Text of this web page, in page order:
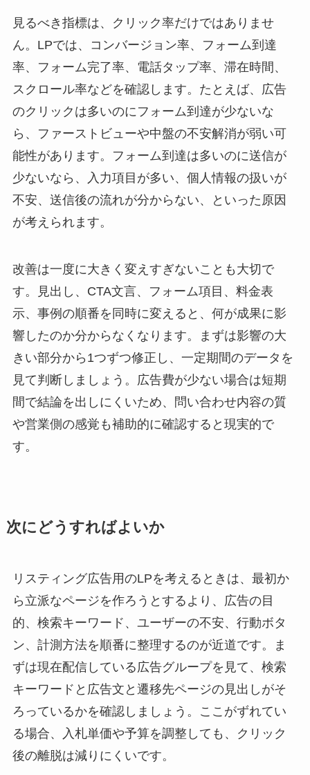
見るべき指標は、クリック率だけではありませ
ん。LPでは、コンバージョン率、フォーム到達
率、フォーム完了率、電話タップ率、滞在時間、
スクロール率などを確認します。たとえば、広告
のクリックは多いのにフォーム到達が少ないな
ら、ファーストビューや中盤の不安解消が弱い可
能性があります。フォーム到達は多いのに送信が
少ないなら、入力項目が多い、個人情報の扱いが
不安、送信後の流れが分からない、といった原因
が考えられます。
改善は一度に大きく変えすぎないことも大切で
す。見出し、CTA文言、フォーム項目、料金表
示、事例の順番を同時に変えると、何が成果に影
響したのか分からなくなります。まずは影響の大
きい部分から1つずつ修正し、一定期間のデータを
見て判断しましょう。広告費が少ない場合は短期
間で結論を出しにくいため、問い合わせ内容の質
や営業側の感覚も補助的に確認すると現実的で
す。
次にどうすればよいか
リスティング広告用のLPを考えるときは、最初か
ら立派なページを作ろうとするより、広告の目
的、検索キーワード、ユーザーの不安、行動ボタ
ン、計測方法を順番に整理するのが近道です。ま
ずは現在配信している広告グループを見て、検索
キーワードと広告文と遷移先ページの見出しがそ
ろっているかを確認しましょう。ここがずれてい
る場合、入札単価や予算を調整しても、クリック
後の離脱は減りにくいです。